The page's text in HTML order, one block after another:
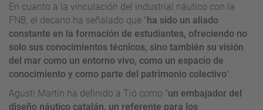
En cuanto a la vinculación del industrial náutico con la
FNB, el decano ha señalado que "ha sido un aliado
constante en la formación de estudiantes, ofreciendo no
solo sus conocimientos técnicos, sino también su visión
del mar como un entorno vivo, como un espacio de
conocimiento y como parte del patrimonio colectivo".
Agustí Martín ha definido a Tió como "un embajador del
diseño náutico catalán, un referente para los